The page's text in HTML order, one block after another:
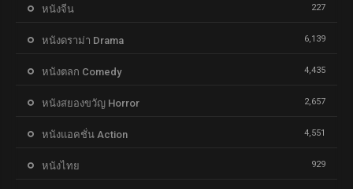
หนังจีน 227
หนังดราม่า Drama 6,139
หนังตลก Comedy 4,435
หนังสยองขวัญ Horror 2,657
หนังแอคชั่น Action 4,551
หนังไทย 929